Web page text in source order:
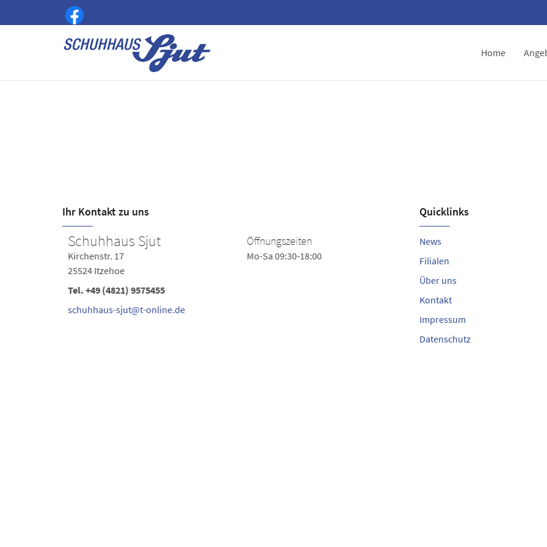
Home
Ihr Kontakt zu uns
Schuhhaus Sjut
Kirchenstr. 17
25524 Itzehoe
Tel.+49 (4821) 9575455
schuhhaus-sjut@t-online.de
Öffnungszeiten
Mo-Sa 09:30-18:00
Schuhhaus Sjut
Alleestr. 25
Quicklinks
News
Filialen
Über uns
Kontakt
Impressum
Datenschutz